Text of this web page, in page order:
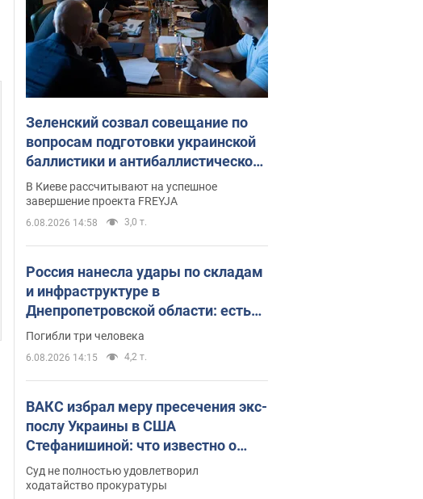
Зеленский созвал совещание по
вопросам подготовки украинской
баллистики и антибаллистической
программы FREYJA: какие
решения готовятся
В Киеве рассчитывают на успешное
завершение проекта FREYJA
6.08.2026 14:58 3,0 т.
Россия нанесла удары по складам
и инфраструктуре в
Днепропетровской области: есть
погибшие и раненые. Фото
Погибли три человека
6.08.2026 14:15 4,2 т.
ВАКС избрал меру пресечения экс-
послу Украины в США
Стефанишиной: что известно о
деле
Суд не полностью удовлетворил
ходатайство прокуратуры